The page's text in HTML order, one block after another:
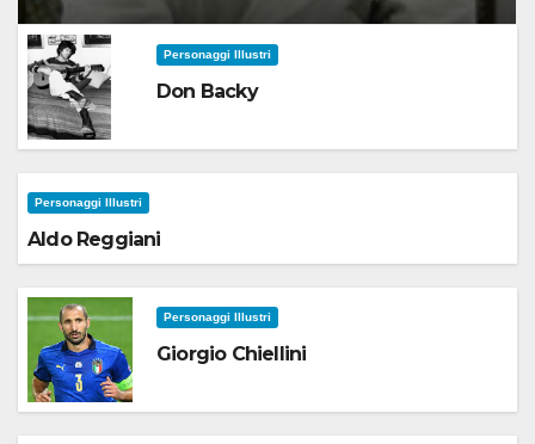
Personaggi Illustri
Don Backy
Personaggi Illustri
Aldo Reggiani
Personaggi Illustri
Giorgio Chiellini